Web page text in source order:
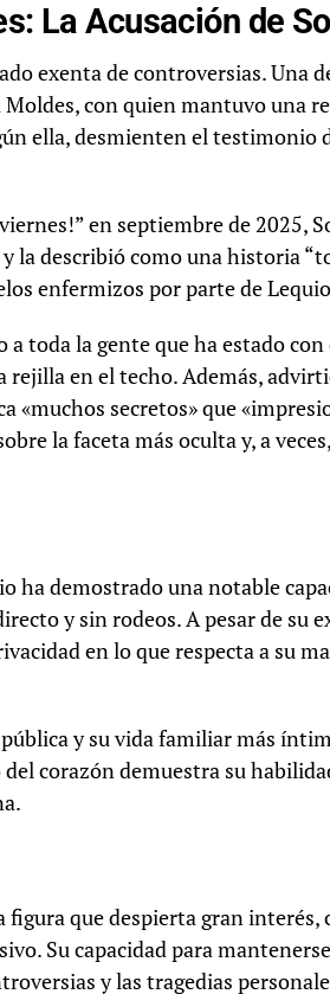
La Acusación de
exenta de controversias. Una
con quien mantuvo una
ella, desmienten el testimonio
en septiembre de 2025,
la describió como una historia
enfermizos por parte de
toda la gente que ha estado
rejilla en el techo. Además,
«muchos secretos» que
la faceta más oculta y, a
ha demostrado una notable
y sin rodeos. A pesar de su
en lo que respecta a su
y su vida familiar más
corazón demuestra su
que despierta gran interés,
Su capacidad para
y las tragedias